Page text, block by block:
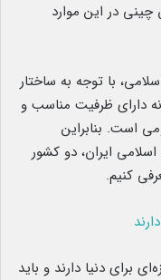
چینی در این موارد
با توجه به ساختار
دارای ظرفیت مناسب و
است. بنابراین
ایران، دو کشور
کنیم.
برای دنیا دارند و باید